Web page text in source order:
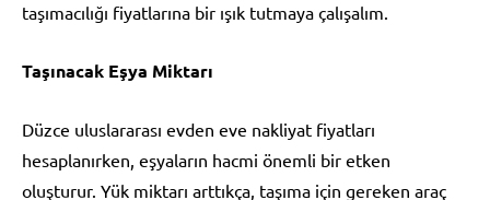
taşımacılığı fiyatlarına bir ışık tutmaya çalışalım.
Taşınacak Eşya Miktarı
Düzce uluslararası evden eve nakliyat fiyatları
hesaplanırken, eşyaların hacmi önemli bir etken
oluşturur. Yük miktarı arttıkça, taşıma için gereken araç